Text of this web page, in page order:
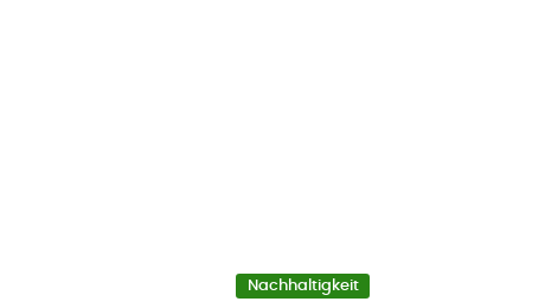
Nachhaltigkeit